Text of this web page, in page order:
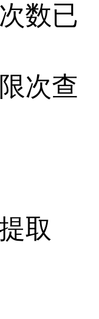
数已
次查
取